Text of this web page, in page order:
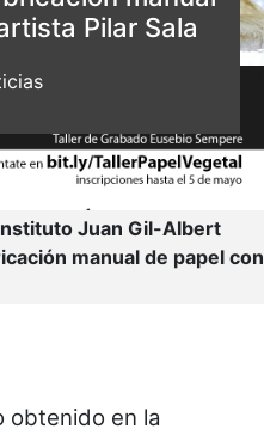
Pilar Sala
Juan Gil-Albert
manual de papel con
obtenido en la